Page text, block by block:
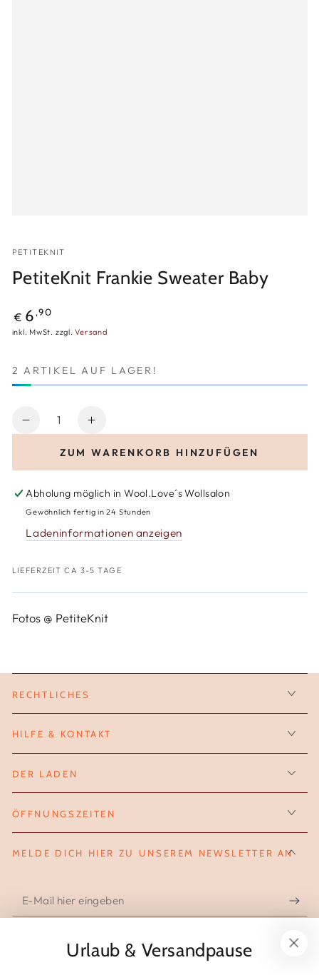
PETITEKNIT
PetiteKnit Frankie Sweater Baby
Regulärer
Preis
€ 6 ,90
inkl. MwSt. zzgl.Versand
2 ARTIKEL AUF LAGER!
Verringere
Menge
PetiteKnit
Frankie
Sweater
Baby
Erhöhe
Menge
PetiteKnit
Frankie
Sweater
Baby
ZUM WARENKORB HINZUFÜGEN
Abholung möglich inWool.Love´s Wollsalon
Gewöhnlich fertig in 24 Stunden
Ladeninformationen anzeigen
LIEFERZEIT CA 3-5 TAGE
Fotos @ PetiteKnit
RECHTLICHES
HILFE & KONTAKT
DER LADEN
ÖFFNUNGSZEITEN
MELDE DICH HIER ZU UNSEREM NEWSLETTER AN
E-
Mail
FOLGE UNS AUF INSTAGRAM
Urlaub & Versandpause